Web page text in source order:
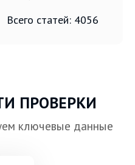
Всего статей: 4056
ПРОВЕРКИ
ключевые данные